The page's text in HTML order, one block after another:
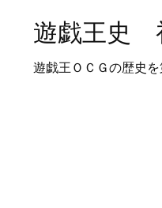
遊戯王史
遊戯王ＯＣＧの歴史